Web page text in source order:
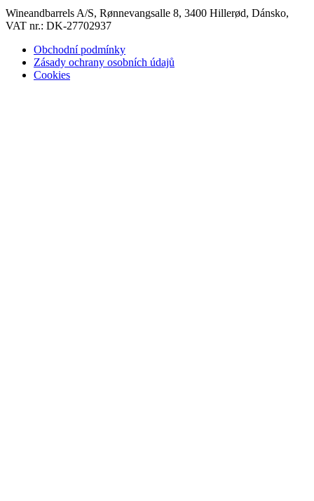
Wineandbarrels A/S, Rønnevangsalle 8, 3400 Hillerød, Dánsko,
VAT nr.: DK-27702937
Obchodní podmínky
Zásady ochrany osobních údajů
Cookies